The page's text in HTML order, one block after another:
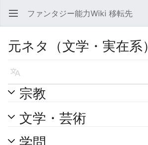
メインメニューを開く ファンタジー能力Wiki 移転先
元ネタ（文学・実在系）
言語
宗教
文学・芸術